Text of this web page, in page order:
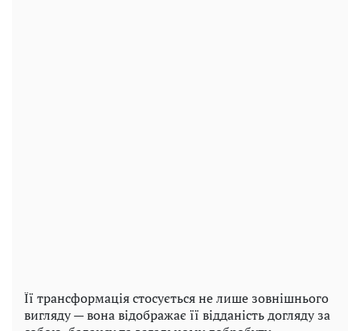
Її трансформація стосується не лише зовнішнього
вигляду — вона відображає її відданість догляду за